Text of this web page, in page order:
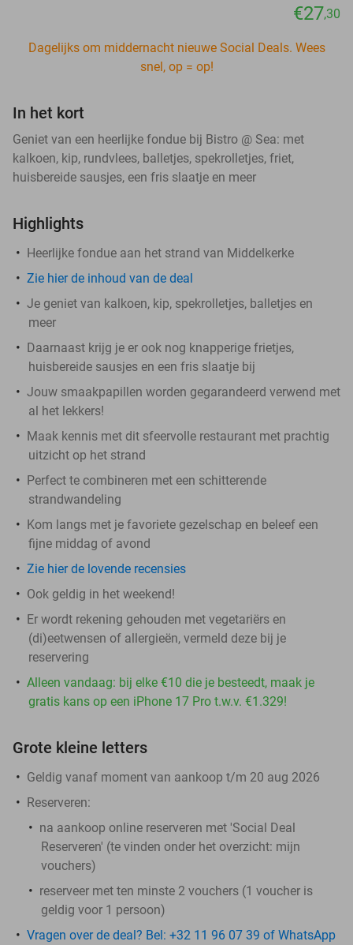
€27,30
Dagelijks om middernacht nieuwe Social Deals. Wees
snel, op = op!
In het kort
Geniet van een heerlijke fondue bij Bistro @ Sea: met
kalkoen, kip, rundvlees, balletjes, spekrolletjes, friet,
huisbereide sausjes, een fris slaatje en meer
Highlights
Heerlijke fondue aan het strand van Middelkerke
Zie hier de inhoud van de deal
Je geniet van kalkoen, kip, spekrolletjes, balletjes en
meer
Daarnaast krijg je er ook nog knapperige frietjes,
huisbereide sausjes en een fris slaatje bij
Jouw smaakpapillen worden gegarandeerd verwend met
al het lekkers!
Maak kennis met dit sfeervolle restaurant met prachtig
uitzicht op het strand
Perfect te combineren met een schitterende
strandwandeling
Kom langs met je favoriete gezelschap en beleef een
fijne middag of avond
Zie hier de lovende recensies
Ook geldig in het weekend!
Er wordt rekening gehouden met vegetariërs en
(di)eetwensen of allergieën, vermeld deze bij je
reservering
Alleen vandaag: bij elke €10 die je besteedt, maak je
gratis kans op een iPhone 17 Pro t.w.v. €1.329!
Grote kleine letters
Geldig vanaf moment van aankoop t/m 20 aug 2026
Reserveren:
na aankoop online reserveren met 'Social Deal
Reserveren' (te vinden onder het overzicht: mijn
vouchers)
reserveer met ten minste 2 vouchers (1 voucher is
geldig voor 1 persoon)
Vragen over de deal? Bel: +32 11 96 07 39 of WhatsApp